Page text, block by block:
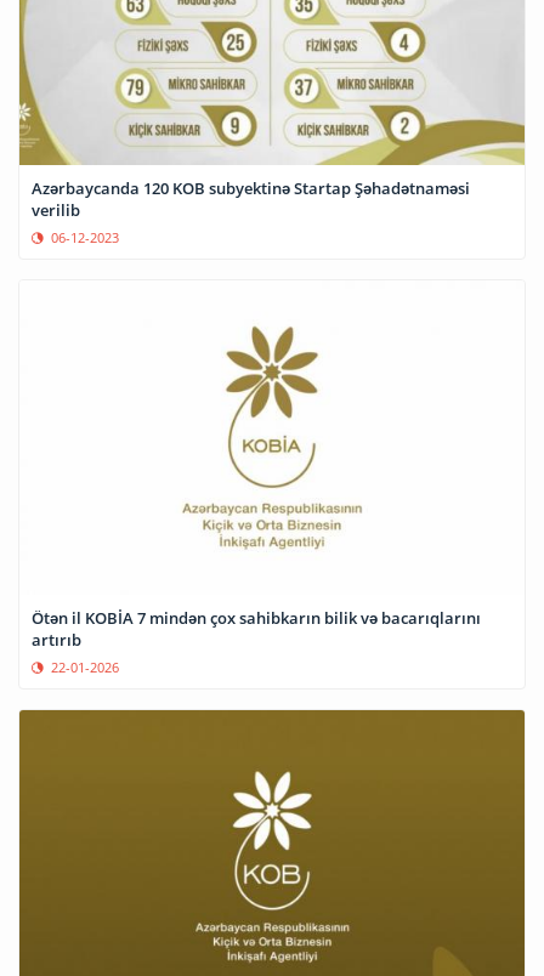
Azərbaycanda 120 KOB subyektinə Startap Şəhadətnaməsi
verilib
06-12-2023
Ötən il KOBİA 7 mindən çox sahibkarın bilik və bacarıqlarını
artırıb
22-01-2026